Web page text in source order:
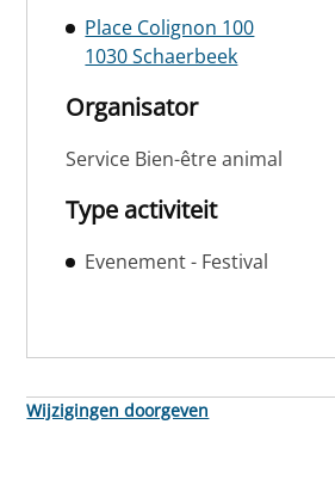
Place Colignon 100
1030 Schaerbeek
Organisator
Service Bien-être animal
Type activiteit
Evenement - Festival
Wijzigingen doorgeven